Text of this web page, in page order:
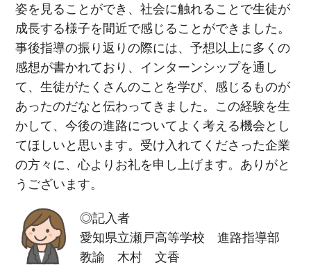
姿を見ることができ、社会に触れることで生徒が
成長する様子を間近で感じることができました。
事後指導の振り返りの際には、予想以上に多くの
感想が書かれており、インターンシップを通し
て、生徒がたくさんのことを学び、感じるものが
あったのだなと伝わってきました。この経験を生
かして、今後の進路についてよく考える機会とし
てほしいと思います。受け入れてくださった企業
の方々に、心よりお礼を申し上げます。ありがと
うございます。
◎記入者
愛知県立瀬戸高等学校 進路指導部
教諭 木村 文香